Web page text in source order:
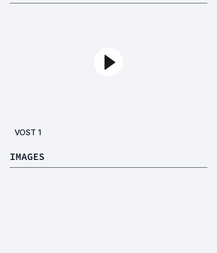
VOST 1
IMAGES